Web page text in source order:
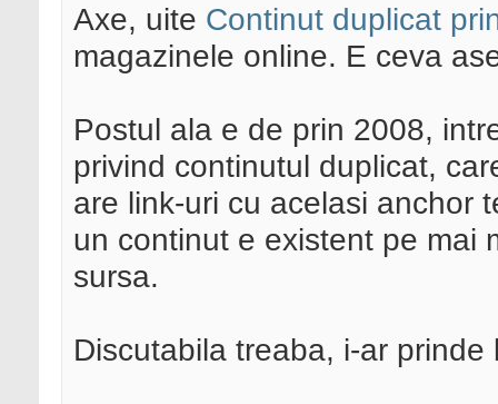
Axe, uite Continut duplicat
magazinele online. E ceva
Postul ala e de prin 2008,
privind continutul duplicat,
are link-uri cu acelasi anchor
un continut e existent pe mai
sursa.
Discutabila treaba, i-ar